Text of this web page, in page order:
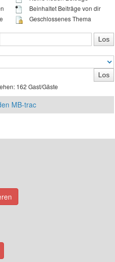
Beinhaltet Beiträge von dir
Geschlossenes Thema
162 Gast/Gäste
MB-trac